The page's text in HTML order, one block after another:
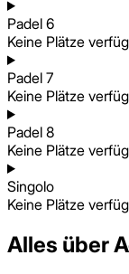
Padel 6
Keine Plätze
Padel 7
Keine Plätze
Padel 8
Keine Plätze
Singolo
Keine Plätze
Alles über